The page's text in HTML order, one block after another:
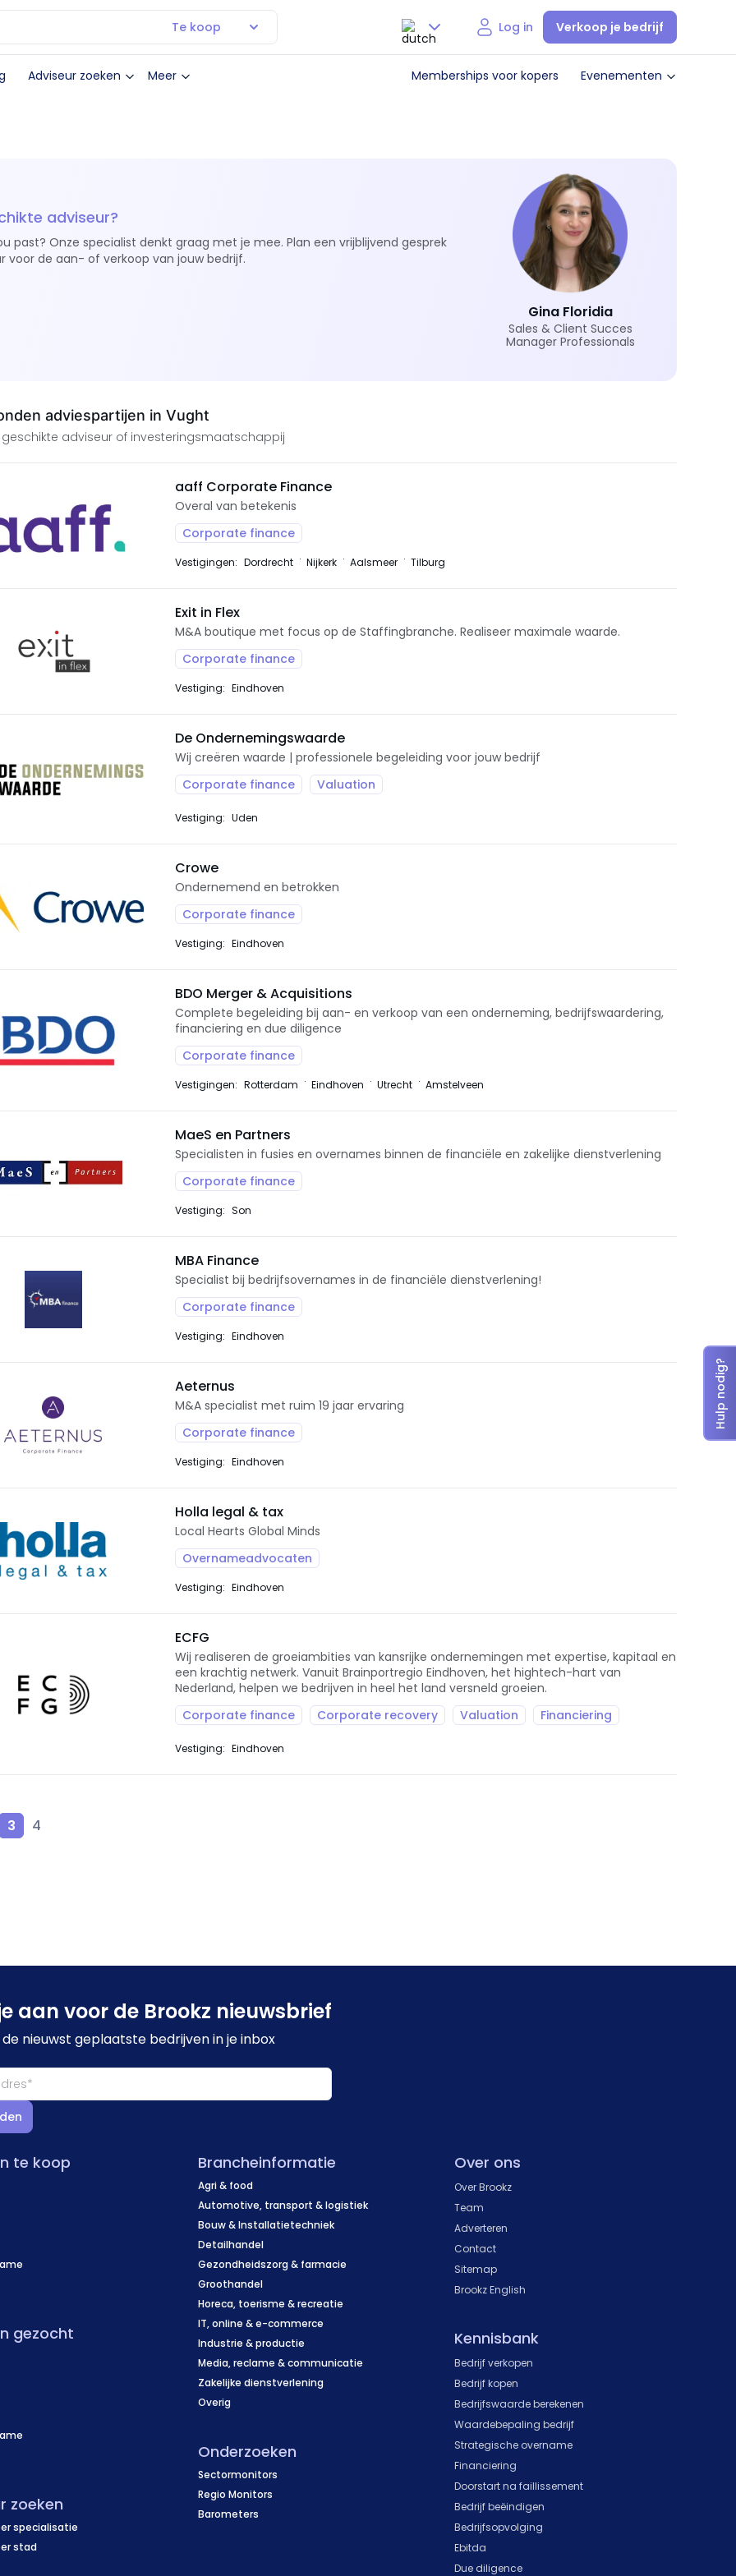
Te koop
Nederlands
Log in Verkoop je bedrijf
Adviseur zoeken Meer Memberships voor kopers Evenementen
adviseur?
past? Onze specialist denkt graag met je mee. Plan een vrijblijvend gesprek
voor de aan- of verkoop van jouw bedrijf.
Gina Floridia
Sales & Client Succes
Manager Professionals
adviespartijen in Vught
geschikte adviseur of investeringsmaatschappij
aaff Corporate Finance
Overal van betekenis
Corporate finance
Vestigingen: Dordrecht Nijkerk Aalsmeer Tilburg
Exit in Flex
M&A boutique met focus op de Staffingbranche. Realiseer maximale waarde.
Corporate finance
Vestiging: Eindhoven
De Ondernemingswaarde
Wij creëren waarde | professionele begeleiding voor jouw bedrijf
Corporate finance
Valuation
Vestiging: Uden
Crowe
Ondernemend en betrokken
Corporate finance
Vestiging: Eindhoven
BDO Merger & Acquisitions
Complete begeleiding bij aan- en verkoop van een onderneming, bedrijfswaardering,
financiering en due diligence
Corporate finance
Vestigingen: Rotterdam Eindhoven Utrecht Amstelveen
MaeS en Partners
Specialisten in fusies en overnames binnen de financiële en zakelijke dienstverlening
Corporate finance
Vestiging: Son
MBA Finance
Specialist bij bedrijfsovernames in de financiële dienstverlening!
Corporate finance
Vestiging: Eindhoven
Aeternus
M&A specialist met ruim 19 jaar ervaring
Corporate finance
Vestiging: Eindhoven
Holla legal & tax
Local Hearts Global Minds
Overnameadvocaten
Vestiging: Eindhoven
ECFG
Wij realiseren de groeiambities van kansrijke ondernemingen met expertise, kapitaal en
een krachtig netwerk. Vanuit Brainportregio Eindhoven, het hightech-hart van
Nederland, helpen we bedrijven in heel het land versneld groeien.
Corporate finance
Corporate recovery Valuation Financiering
Vestiging: Eindhoven
3 4
aan voor de Brookz nieuwsbrief
nieuwst geplaatste bedrijven in je inbox
te koop
gezocht
zoeken
specialisatie
stad
Brancheinformatie
Agri & food
Automotive, transport & logistiek
Bouw & Installatietechniek
Detailhandel
Gezondheidszorg & farmacie
Groothandel
Horeca, toerisme & recreatie
IT, online & e-commerce
Industrie & productie
Media, reclame & communicatie
Zakelijke dienstverlening
Overig
Onderzoeken
Sectormonitors
Regio Monitors
Barometers
Over ons
Over Brookz
Team
Adverteren
Contact
Sitemap
Brookz English
Kennisbank
Bedrijf verkopen
Bedrijf kopen
Bedrijfswaarde berekenen
Waardebepaling bedrijf
Strategische overname
Financiering
Doorstart na faillissement
Bedrijf beëindigen
Bedrijfsopvolging
Ebitda
Due diligence
Hulp nodig?